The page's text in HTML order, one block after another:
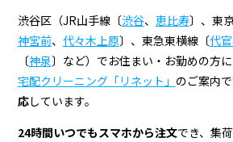
渋谷区（JR山手線〔渋谷、 恵比寿〕、東
神宮前、 代々木上原〕、東急東横線〔代
〔神泉〕など）でお住まい・お勤めの方に
宅配クリーニング「リネット」 のご案内で
応しています。
24時間いつでもスマホから注文でき、集